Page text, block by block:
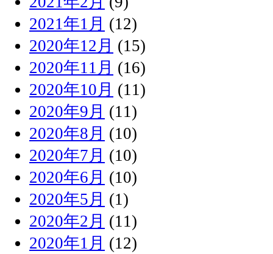
2021年1月 (12)
2020年12月 (15)
2020年11月 (16)
2020年10月 (11)
2020年9月 (11)
2020年8月 (10)
2020年7月 (10)
2020年6月 (10)
2020年5月 (1)
2020年2月 (11)
2020年1月 (12)